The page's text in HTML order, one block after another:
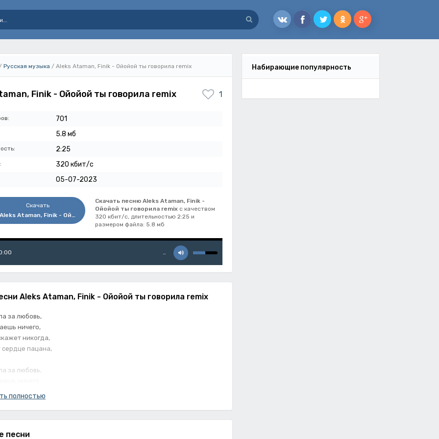
/ Русская музыка / Aleks Ataman, Finik - Ойойой ты говорила remix
Finik - Ойойой ты говорила remix 1
701
5.8 мб
2:25
320 кбит/с
05-07-2023
Скачать
Aleks Ataman, Finik - Ойойой ты говорила remix
Скачать песню Aleks Ataman, Finik -
Ойойой ты говорила remix с качеством
320 кбит/с, длительностью 2:25 и
размером файла: 5.8 мб
…
Aleks Ataman, Finik - Ойойой ты говорила remix
за любовь,
ничего,
никогда,
сердце пацана,
за любовь,
никогда,
мы на крови,
полностью
песни
Набирающие популярность